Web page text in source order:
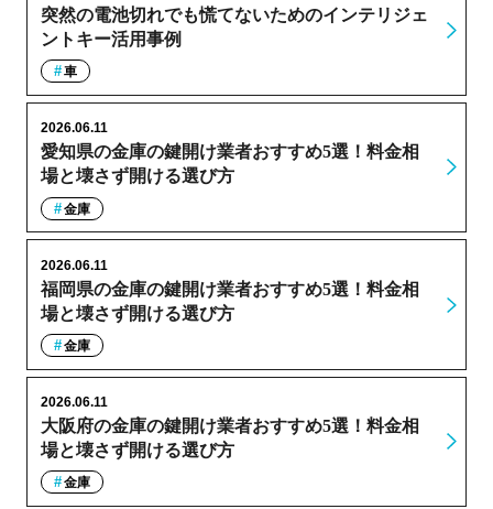
突然の電池切れでも慌てないためのインテリジェ
ントキー活用事例
車
愛知県の金庫の鍵開け業者おすすめ5選！料金相
場と壊さず開ける選び方
2026.06.11
金庫
福岡県の金庫の鍵開け業者おすすめ5選！料金相
場と壊さず開ける選び方
2026.06.11
金庫
大阪府の金庫の鍵開け業者おすすめ5選！料金相
場と壊さず開ける選び方
2026.06.11
金庫